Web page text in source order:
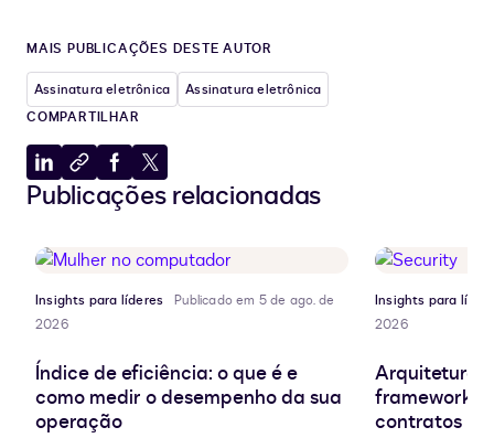
MAIS PUBLICAÇÕES DESTE AUTOR
Assinatura eletrônica
Assinatura eletrônica
COMPARTILHAR
Compartilhar
no
Copiar
para
de
transferência
Compartilhar
no
Compartilhar
no
Publicações relacionadas
Insights para líderes
Publicado em 5 de ago. de
2026
Índice de eficiência: o que é e
como medir o desempenho da sua
operação
Insights para
2026
Arquitetura
frameworks
contratos